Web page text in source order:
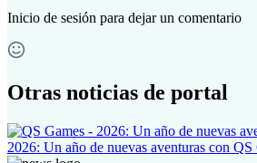
Inicio de sesión para dejar un comentario
Otras noticias de portal
2026: Un año de nuevas aventuras con QS